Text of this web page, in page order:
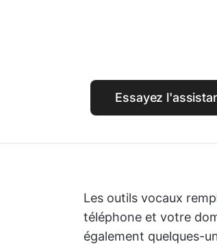
Essayez
Les outils vocaux
téléphone et votre
également quelques-